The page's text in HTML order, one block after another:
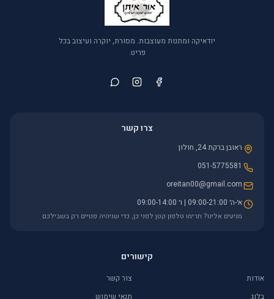
יודאיקה ומתנות מעוצבות. מסורת, יוקרה ועיצוב בכל
פריט.
צרו קשר
ראובן ברקת 24, חולון
051-5775581
oreitan00@gmail.com
א׳-ה׳ 09:00-21:00 | ו׳ 09:00-14:00
מגיעים אלינו? תרימו טלפון קטן לפני כן, כדי שניהיה פנויים רק בשבילכם
קישורים
אודות
צור קשר
בלוג
תנאי שימוש